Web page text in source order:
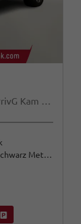
LIFE eTSI neuMod 5JGar SHZ LM17 PrivG Kam Alarm
Grenadillschwarz Metallic
an (PDF)